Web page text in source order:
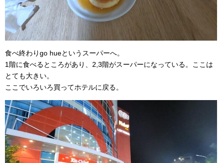
食べ終わりgo hueというスーパーへ。
1階に食べるところがあり、2,3階がスーパーになっている。ここは
とても大きい。
ここでいろいろ買ってホテルに戻る。